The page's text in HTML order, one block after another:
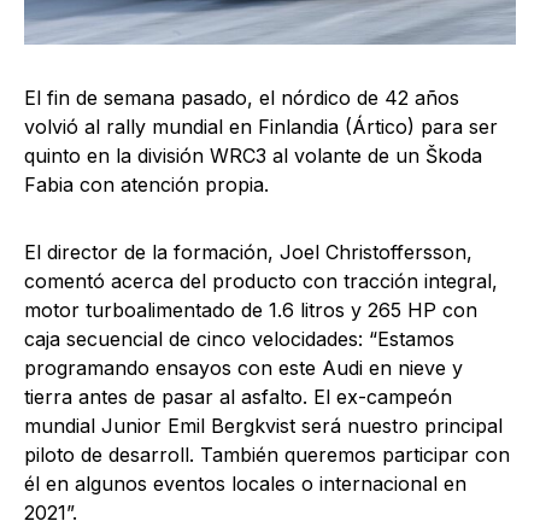
El fin de semana pasado, el nórdico de 42 años
volvió al rally mundial en Finlandia (Ártico) para ser
quinto en la división WRC3 al volante de un Škoda
Fabia con atención propia.
El director de la formación, Joel Christoffersson,
comentó acerca del producto con tracción integral,
motor turboalimentado de 1.6 litros y 265 HP con
caja secuencial de cinco velocidades: “Estamos
programando ensayos con este Audi en nieve y
tierra antes de pasar al asfalto. El ex-campeón
mundial Junior Emil Bergkvist será nuestro principal
piloto de desarroll. También queremos participar con
él en algunos eventos locales o internacional en
2021”.